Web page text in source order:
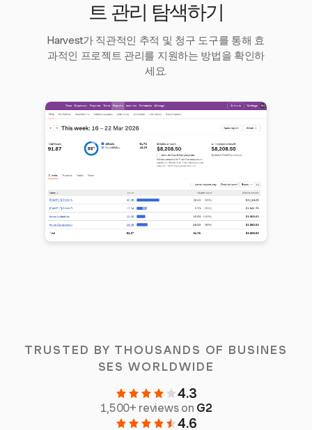
트 관리 탐색하기
Harvest가 직관적인 추적 및 청구 도구를 통해 효
과적인 프로젝트 관리를 지원하는 방법을 확인하
세요.
TRUSTED BY THOUSANDS OF BUSINES
SES WORLDWIDE
4.3
1,500+ reviews on G2
4.6